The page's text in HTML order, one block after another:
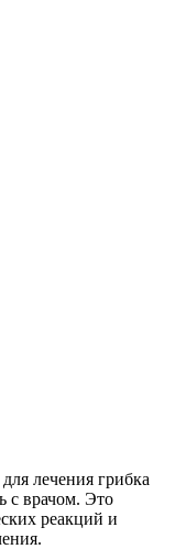
лечения грибка
с врачом. Это
реакций и